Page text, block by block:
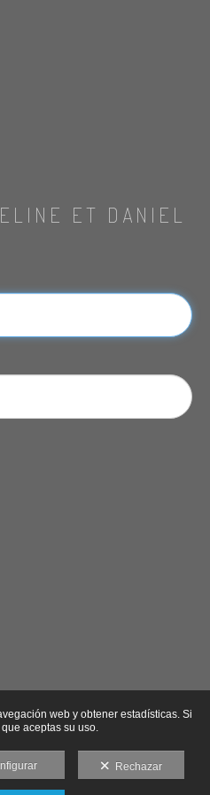
ET DANIEL
web y obtener estadísticas. Si
aceptas su uso.
Rechazar